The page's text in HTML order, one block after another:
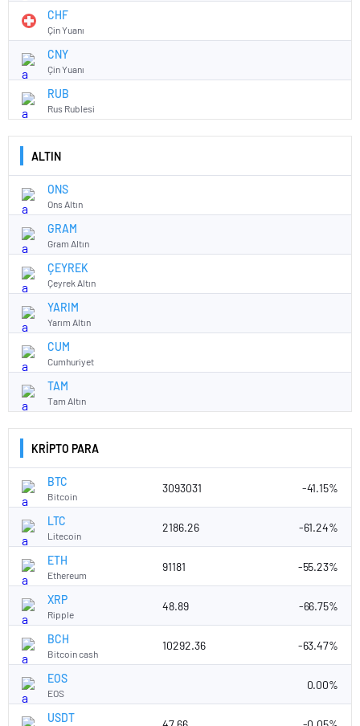
CHF
Çin Yuanı
CNY
Çin Yuanı
RUB
Rus Rublesi
ALTIN
ONS
Ons Altın
GRAM
Gram Altın
ÇEYREK
Çeyrek Altın
YARIM
Yarım Altın
CUM
Cumhuriyet
TAM
Tam Altın
KRİPTO PARA
BTC
Bitcoin
3093031 -41.15%
LTC
Litecoin
2186.26 -61.24%
ETH
Ethereum
91181 -55.23%
XRP
Ripple
48.89 -66.75%
BCH
Bitcoin cash
10292.36 -63.47%
EOS
EOS
0.00%
USDT